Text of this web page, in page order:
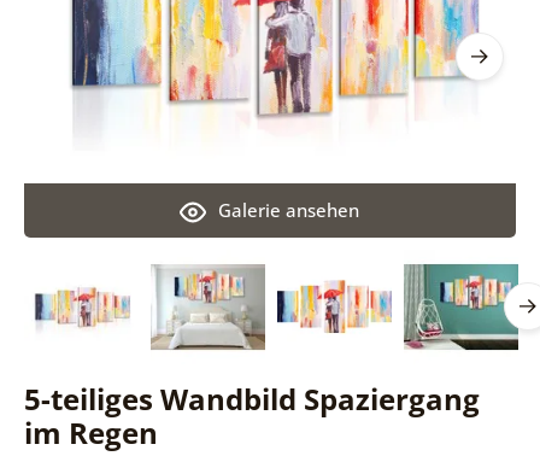
5-teiliges Wandbild Spaziergang
im Regen
Galerie ansehen